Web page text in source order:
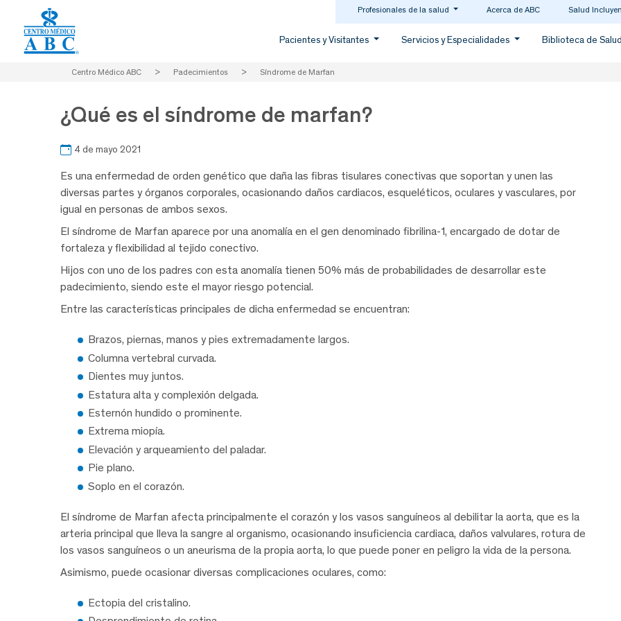
Profesionales de la salud Acerca de ABC Salud
Pacientes y Visitantes Servicios y Especialidades Biblioteca de Salud
Centro Médico ABC > Padecimientos > Síndrome de Marfan
¿Qué es el síndrome de marfan?
4 de mayo 2021
Es una enfermedad de orden genético que daña las fibras tisulares conectivas que soportan y unen las
diversas partes y órganos corporales, ocasionando daños cardiacos, esqueléticos, oculares y vasculares, por
igual en personas de ambos sexos.
El síndrome de Marfan aparece por una anomalía en el gen denominado fibrilina-1, encargado de dotar de
fortaleza y flexibilidad al tejido conectivo.
Hijos con uno de los padres con esta anomalía tienen 50% más de probabilidades de desarrollar este
padecimiento, siendo este el mayor riesgo potencial.
Entre las características principales de dicha enfermedad se encuentran:
Brazos, piernas, manos y pies extremadamente largos.
Columna vertebral curvada.
Dientes muy juntos.
Estatura alta y complexión delgada.
Esternón hundido o prominente.
Extrema miopía.
Elevación y arqueamiento del paladar.
Pie plano.
Soplo en el corazón.
El síndrome de Marfan afecta principalmente el corazón y los vasos sanguíneos al debilitar la aorta, que es la
arteria principal que lleva la sangre al organismo, ocasionando insuficiencia cardiaca, daños valvulares, rotura de
los vasos sanguíneos o un aneurisma de la propia aorta, lo que puede poner en peligro la vida de la persona.
Asimismo, puede ocasionar diversas complicaciones oculares, como:
Ectopia del cristalino.